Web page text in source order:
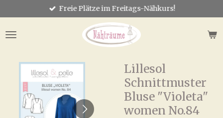
Hauptinhalt
springen
Freie Plätze im Freitags-Nähkurs!
Lillesol
Schnittmuster
Bluse "Violeta"
women No.84